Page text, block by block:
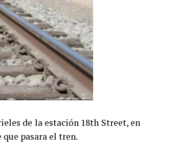
de la estación 18th Street, en
que pasara el tren.